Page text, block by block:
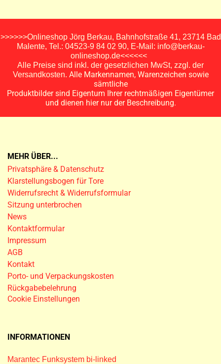
>>>>>>Onlineshop Jörg Berkau, Bahnhofstraße 41, 23714 Bad
Malente, Tel.: 04523-9 84 02 90, E-Mail: info@berkau-
onlineshop.de<<<<<<
Alle Preise sind inkl. der gesetzlichen MwSt, zzgl. der
Versandkosten. Alle Markennamen, Warenzeichen sowie
sämtliche
Produktbilder sind Eigentum Ihrer rechtmäßigen Eigentümer
und dienen hier nur der Beschreibung.
MEHR ÜBER...
Privatsphäre & Datenschutz
Klarstellungsbogen für Tore
Widerrufsrecht & Widerrufsformular
Sitzung unterbrochen
News
Kontaktformular
Impressum
AGB
Kontakt
Porto- und Verpackungskosten
Rückgabebelehrung
Cookie Einstellungen
INFORMATIONEN
Marantec Funksystem bi-linked